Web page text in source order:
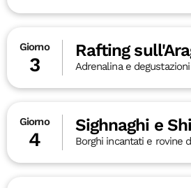
Giorno
3
Rafting
Adrenalina e degustazioni
Giorno
4
Sighnaghi e
Borghi incantati e rovine